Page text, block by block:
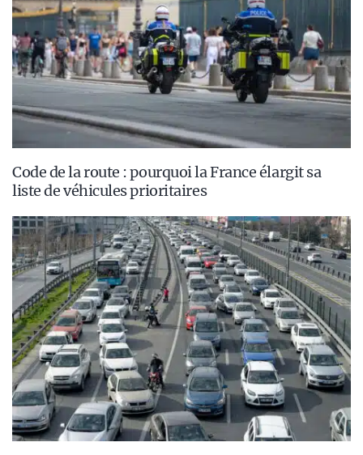
Code de la route : pourquoi la France élargit sa
liste de véhicules prioritaires